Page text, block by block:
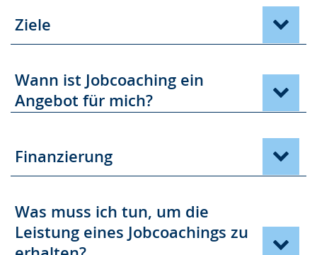
Ziele
Wann ist Jobcoaching ein
Angebot für mich?
Finanzierung
Was muss ich tun, um die
Leistung eines Jobcoachings zu